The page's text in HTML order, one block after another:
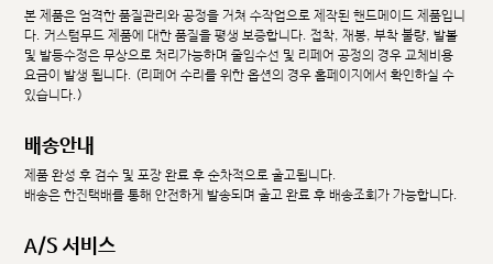
본 제품은 엄격한 품질관리와 공정을 거쳐 수작업으로 제작된 핸드메이드 제품입니
다. 커스텀무드 제품에 대한 품질을 평생 보증합니다. 접착, 재봉, 부착 불량, 발볼
및 발등수정은 무상으로 처리가능하며 줄임수선 및 리페어 공정의 경우 교체비용
요금이 발생 됩니다. (리페어 수리를 위한 옵션의 경우 홈페이지에서 확인하실 수
있습니다.)
배송안내
제품 완성 후 검수 및 포장 완료 후 순차적으로 출고됩니다.
배송은 한진택배를 통해 안전하게 발송되며 출고 완료 후 배송조회가 가능합니다.
A/S 서비스